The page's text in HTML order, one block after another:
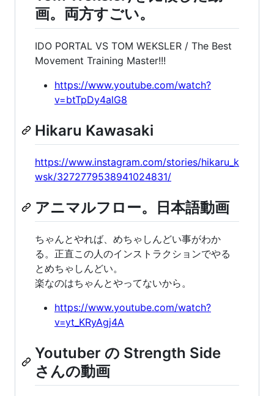
画。両方すごい。
IDO PORTAL VS TOM WEKSLER / The Best
Movement Training Master!!!
https://www.youtube.com/watch?
v=btTpDy4alG8
Hikaru Kawasaki
https://www.instagram.com/stories/hikaru_k
wsk/3272779538941024831/
アニマルフロー。日本語動画
ちゃんとやれば、めちゃしんどい事がわか
る。正直この人のインストラクションでやる
とめちゃしんどい。
楽なのはちゃんとやってないから。
https://www.youtube.com/watch?
v=yt_KRyAgj4A
Youtuber の Strength Side
さんの動画